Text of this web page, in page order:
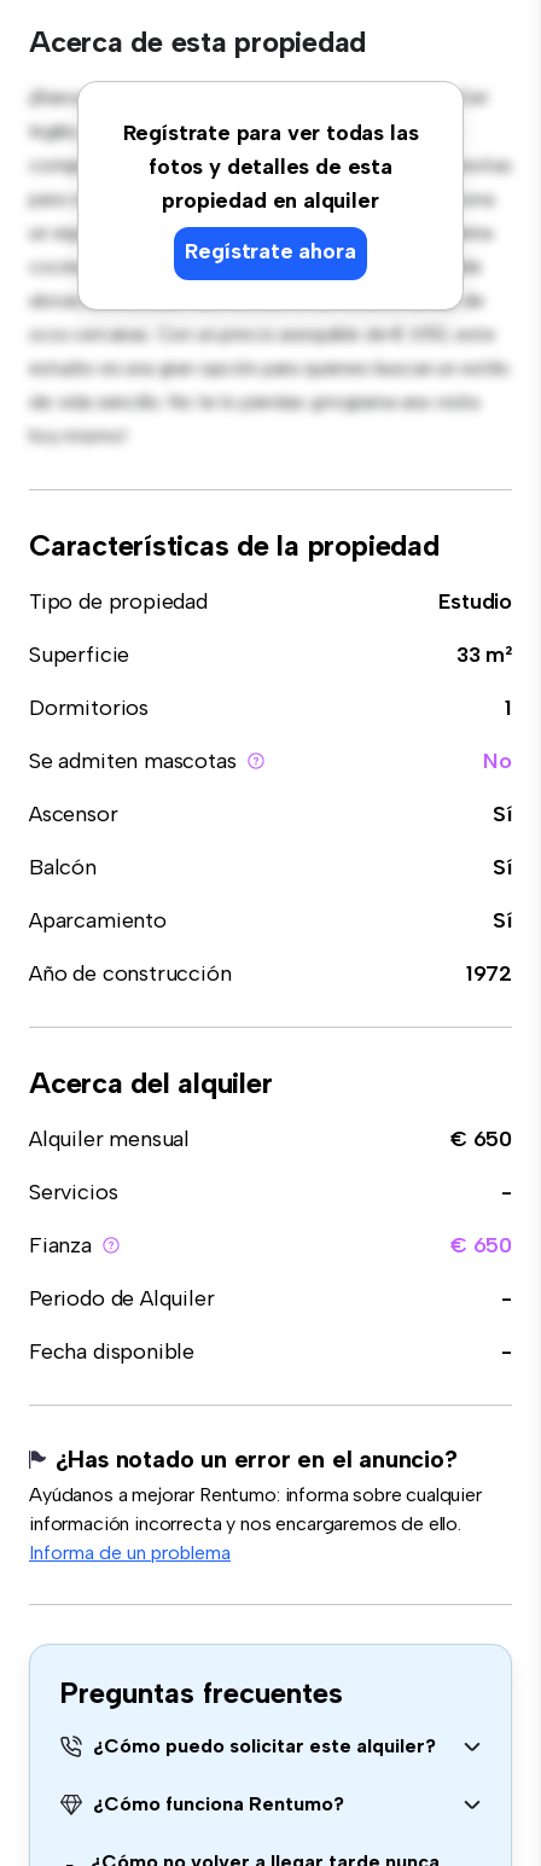
Acerca de esta propiedad
Regístrate para ver todas las
fotos y detalles de esta
propiedad en alquiler
Regístrate ahora
¡Bienvenido a tu nuevo acogedor estudio en Playa Del
Inglés / San Bartolome De Tirajana! Este elegante y
compacto espacio de vida ofrece todo lo que necesitas
para vivir cómodamente. El diseño abierto proporciona
un espacio versátil para vivir y dormir, con una moderna
cocina americana y un baño elegante. Con su increíble
ubicación, tendrás fácil acceso a servicios y zonas de
ocio cercanas. Con un precio asequible de € 650, este
estudio es una gran opción para quienes buscan un estilo
de vida sencillo. No te lo pierdas: ¡programa una visita
hoy mismo!
Características de la propiedad
Tipo de propiedad
Estudio
Superficie
33 m²
Dormitorios
1
Se admiten mascotas
No
Ascensor
Sí
Balcón
Sí
Aparcamiento
Sí
Año de construcción
1972
Acerca del alquiler
Alquiler mensual
€ 650
Servicios
-
Fianza
€ 650
Periodo de Alquiler
-
Fecha disponible
-
¿Has notado un error en el anuncio?
Ayúdanos a mejorar Rentumo: informa sobre cualquier
información incorrecta y nos encargaremos de ello.
Informa de un problema
Preguntas frecuentes
¿Cómo puedo solicitar este alquiler?
¿Cómo funciona Rentumo?